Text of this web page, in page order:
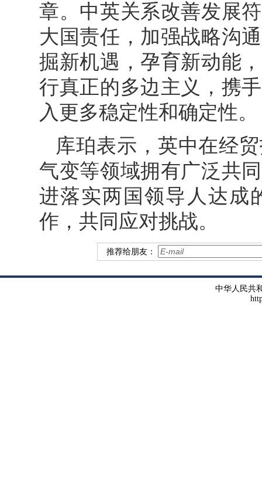
章。中英关系改善发展
大国责任，加强战略沟
掘新机遇，孕育新动能
行真正的多边主义，携
入更多稳定性和确定性。
库珀表示，英中在经
气变等领域拥有广泛共
进落实两国领导人达成
作，共同应对挑战。
推荐给朋友：
中华人民共